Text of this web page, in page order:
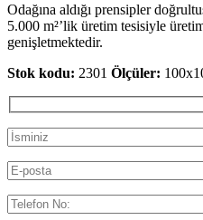
Odağına aldığı prensipler
5.000 m²’lik üretim tesisiyle
genişletmektedir.
Stok kodu: 2301 Ölçüler: